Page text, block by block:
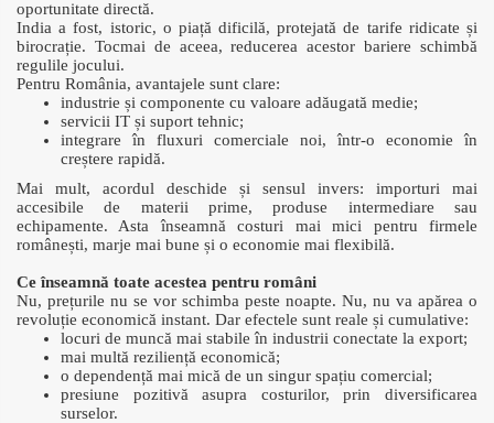
oportunitate directă.
India a fost, istoric, o piață dificilă, protejată de tarife ridicate și
birocrație. Tocmai de aceea, reducerea acestor bariere schimbă
regulile jocului.
Pentru România, avantajele sunt clare:
industrie și componente cu valoare adăugată medie;
servicii IT și suport tehnic;
integrare în fluxuri comerciale noi, într-o economie în
creștere rapidă.
Mai mult, acordul deschide și sensul invers: importuri mai
accesibile de materii prime, produse intermediare sau
echipamente. Asta înseamnă costuri mai mici pentru firmele
românești, marje mai bune și o economie mai flexibilă.
Ce înseamnă toate acestea pentru români
Nu, prețurile nu se vor schimba peste noapte. Nu, nu va apărea o
revoluție economică instant. Dar efectele sunt reale și cumulative:
locuri de muncă mai stabile în industrii conectate la export;
mai multă reziliență economică;
o dependență mai mică de un singur spațiu comercial;
presiune pozitivă asupra costurilor, prin diversificarea
surselor.